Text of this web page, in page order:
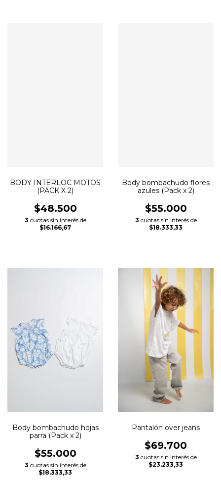
BODY INTERLOC MOTOS
(PACK X 2)
$48.500
3 cuotas sin interés de
$16.166,67
Body bombachudo flores
azules (Pack x 2)
$55.000
3 cuotas sin interés de
$18.333,33
Body bombachudo hojas
parra (Pack x 2)
$55.000
3 cuotas sin interés de
$18.333,33
Pantalón over jeans
$69.700
3 cuotas sin interés de
$23.233,33